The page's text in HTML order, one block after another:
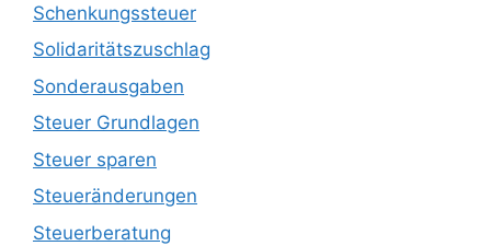
Schenkungssteuer
Solidaritätszuschlag
Sonderausgaben
Steuer Grundlagen
Steuer sparen
Steueränderungen
Steuerberatung